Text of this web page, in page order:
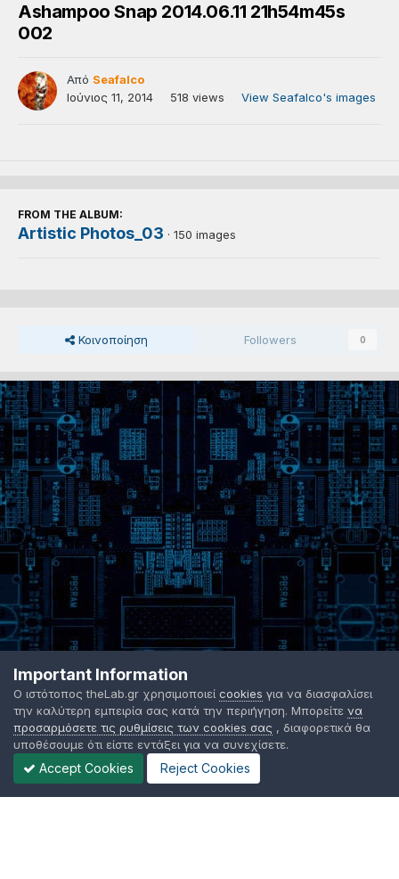
Ashampoo Snap 2014.06.11 21h54m45s
002
Από Seafalco
Ιούνιος 11, 2014
518 views View Seafalco's images
FROM THE ALBUM:
Artistic Photos_03 · 150 images
Κοινοποίηση Followers 0
Important Information
Ο ιστότοπος theLab.gr χρησιμοποιεί cookies για να διασφαλίσει
την καλύτερη εμπειρία σας κατά την περιήγηση. Μπορείτε να
προσαρμόσετε τις ρυθμίσεις των cookies σας , διαφορετικά θα
υποθέσουμε ότι είστε εντάξει για να συνεχίσετε.
Accept Cookies Reject Cookies